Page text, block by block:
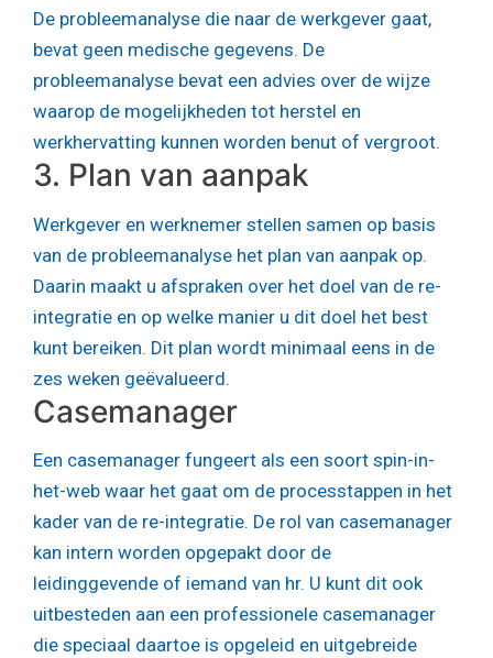
De probleemanalyse die naar de werkgever gaat,
bevat geen medische gegevens. De
probleemanalyse bevat een advies over de wijze
waarop de mogelijkheden tot herstel en
werkhervatting kunnen worden benut of vergroot.
3. Plan van aanpak
Werkgever en werknemer stellen samen op basis
van de probleemanalyse het plan van aanpak op.
Daarin maakt u afspraken over het doel van de re-
integratie en op welke manier u dit doel het best
kunt bereiken. Dit plan wordt minimaal eens in de
zes weken geëvalueerd.
Casemanager
Een casemanager fungeert als een soort spin-in-
het-web waar het gaat om de processtappen in het
kader van de re-integratie. De rol van casemanager
kan intern worden opgepakt door de
leidinggevende of iemand van hr. U kunt dit ook
uitbesteden aan een professionele casemanager
die speciaal daartoe is opgeleid en uitgebreide